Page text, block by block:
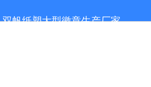
双帆纸塑大型徽章生产厂家